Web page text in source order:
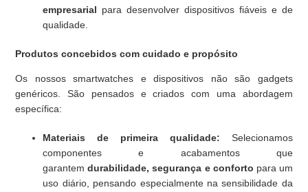
empresarial para desenvolver dispositivos fiáveis e de
qualidade.
Produtos concebidos com cuidado e propósito
Os nossos smartwatches e dispositivos não são gadgets
genéricos. São pensados e criados com uma abordagem
específica:
Materiais de primeira qualidade: Selecionamos
componentes e acabamentos que
garantemdurabilidade, segurança e conforto para um
uso diário, pensando especialmente na sensibilidade da